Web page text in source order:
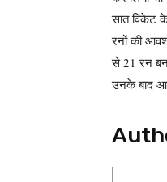
सात विकेट
रनों की
से 21 रन
उनके बाद